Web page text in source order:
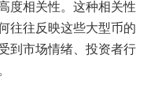
度相关性。这种相关性
往往反映这些大型币的
到市场情绪、投资者行